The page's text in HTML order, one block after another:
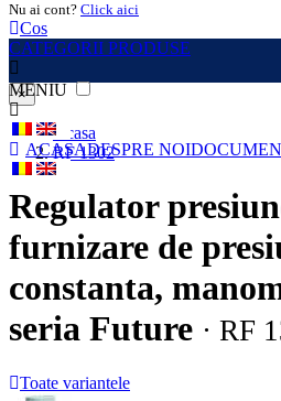
Nu ai cont? Click aici
Cos
CATEGORII PRODUSE
MENIU
ACASADESPRE NOI
×
Acasa
RF 1302
Regulator
furnizare de
constanta,
seria Future · RF
Toate variantele